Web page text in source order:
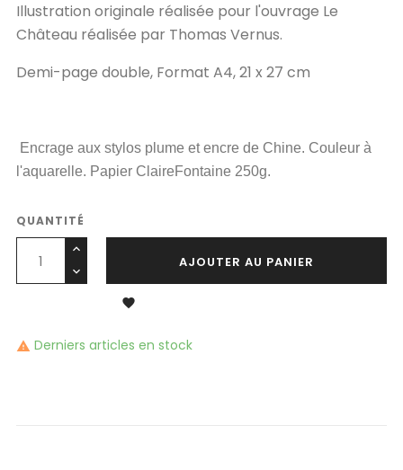
Illustration originale réalisée pour l'ouvrage Le
Château réalisée par Thomas Vernus.
Demi-page double, Format A4, 21 x 27 cm
Encrage aux stylos plume et encre de Chine. Couleur à
l'aquarelle. Papier ClaireFontaine 250g.
QUANTITÉ
AJOUTER AU PANIER

 Derniers articles en stock